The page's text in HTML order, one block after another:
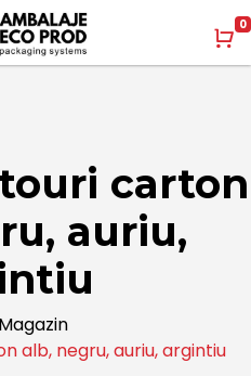
0
carton
auriu,
Magazin
alb, negru, auriu, argintiu